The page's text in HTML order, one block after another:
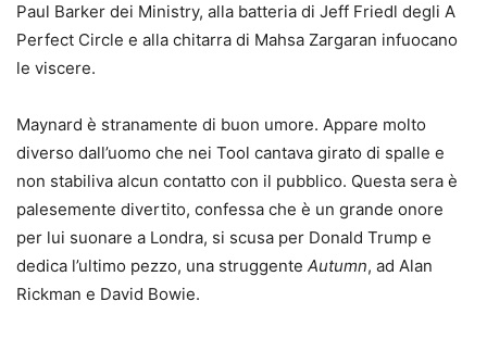
Paul Barker dei Ministry, alla batteria di Jeff Friedl degli A
Perfect Circle e alla chitarra di Mahsa Zargaran infuocano
le viscere.
Maynard è stranamente di buon umore. Appare molto
diverso dall’uomo che nei Tool cantava girato di spalle e
non stabiliva alcun contatto con il pubblico. Questa sera è
palesemente divertito, confessa che è un grande onore
per lui suonare a Londra, si scusa per Donald Trump e
dedica l’ultimo pezzo, una struggente Autumn, ad Alan
Rickman e David Bowie.